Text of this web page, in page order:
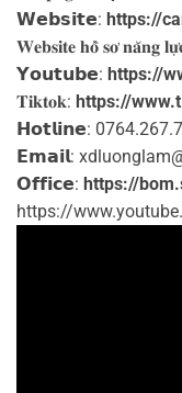
𝗪𝗲𝗯𝘀𝗶𝘁𝗲: https://
𝐖𝐞𝐛𝐬𝐢𝐭𝐞 𝐡𝐨̂̀ 𝐬𝐨̛ 𝐧𝐚̆𝐧𝐠
𝗬𝗼𝘂𝘁𝘂𝗯𝗲: https://
𝐓𝐢𝐤𝐭𝐨𝐤: https://
𝗛𝗼𝘁𝗹𝗶𝗻𝗲:
𝗘𝗺𝗮𝗶𝗹:
𝗢𝗳𝗳𝗶𝗰𝗲: https://
https://